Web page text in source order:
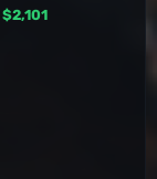
$2,101